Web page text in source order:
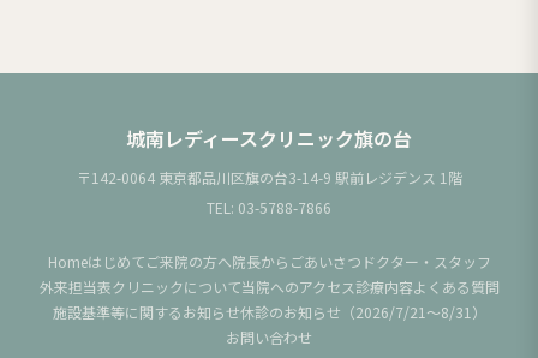
城南レディースクリニック旗の台
〒142-0064 東京都品川区旗の台3-14-9 駅前レジデンス 1階
TEL: 03-5788-7866
Homeはじめてご来院の方へ院長からごあいさつ ドクター・スタッフ
外来担当表クリニックについて当院へのアクセス診療内容よくある質問
施設基準等に関するお知らせ休診のお知らせ（2026/7/21〜8/31）
お問い合わせ